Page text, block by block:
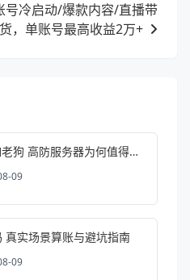
号冷启动/爆款内容/直播带
货，单账号最高收益2万+
从被黑洞到稳如老狗 高防服务器为何值得认真考虑
09
真实场景算账与避坑指南
09